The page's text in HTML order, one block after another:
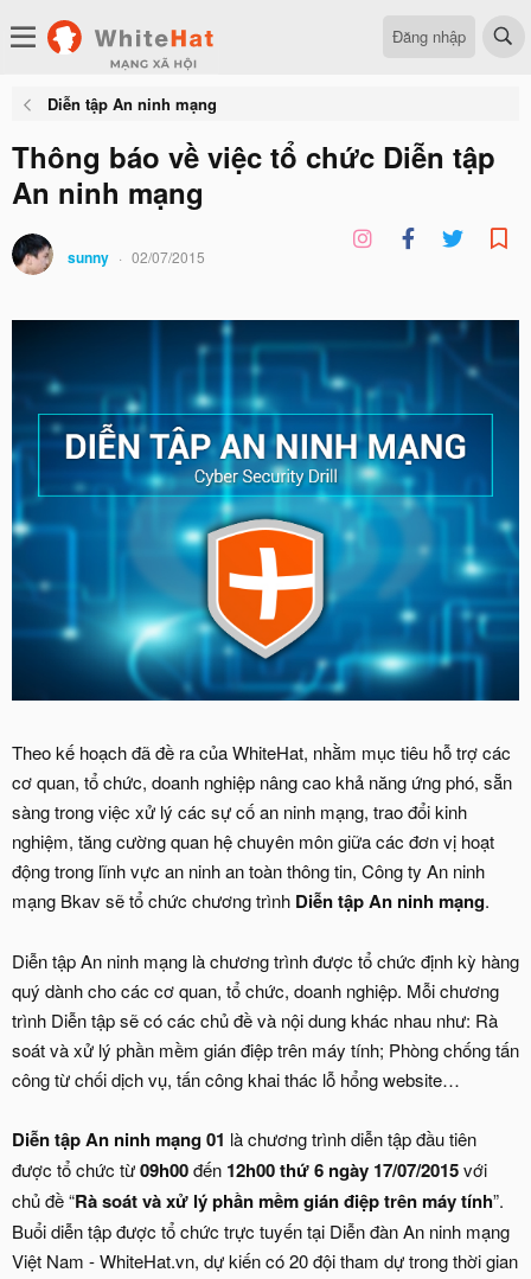
Đăng nhập
Diễn tập An ninh mạng
Thông báo về việc tổ chức Diễn tập
An ninh mạng
sunny 02/07/2015
Theo kế hoạch đã đề ra của WhiteHat, nhằm mục tiêu hỗ trợ các
cơ quan, tổ chức, doanh nghiệp nâng cao khả năng ứng phó, sẵn
sàng trong việc xử lý các sự cố an ninh mạng, trao đổi kinh
nghiệm, tăng cường quan hệ chuyên môn giữa các đơn vị hoạt
động trong lĩnh vực an ninh an toàn thông tin, Công ty An ninh
mạng Bkav sẽ tổ chức chương trình Diễn tập An ninh mạng.
Diễn tập An ninh mạng là chương trình được tổ chức định kỳ hàng
quý dành cho các cơ quan, tổ chức, doanh nghiệp. Mỗi chương
trình Diễn tập sẽ có các chủ đề và nội dung khác nhau như: Rà
soát và xử lý phần mềm gián điệp trên máy tính; Phòng chống tấn
công từ chối dịch vụ, tấn công khai thác lỗ hổng website…
Diễn tập An ninh mạng 01 là chương trình diễn tập đầu tiên
được tổ chức từ09h00đến 12h00 thứ 6 ngày 17/07/2015với
chủ đề “Rà soát và xử lý phần mềm gián điệp trên máy tính”.
Buổi diễn tập được tổ chức trực tuyến tại Diễn đàn An ninh mạng
Việt Nam - WhiteHat.vn, dự kiến có 20 đội tham dự trong thời gian